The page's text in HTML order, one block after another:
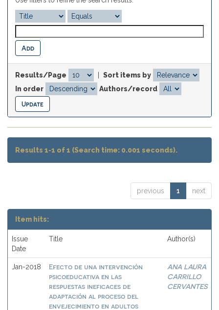
Results/Page
Sort items by
In order
Authors/record
Results 1-1 of 1 (Search time: 0.001 seconds).
previous 1 next
Item hits:
Issue
Date
Title Author(s)
Jan-2018
Efecto de una intervención
psicoeducativa en las
respuestas ineficaces de
adaptación al proceso del
envejecimiento en adultos
ANA LAURA
CARRILLO
CERVANTES